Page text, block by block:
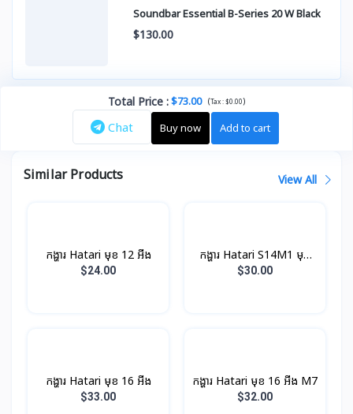
Soundbar Essential B-Series 20 W Black
$130.00
Total Price :$73.00 (Tax :$0.00)
Chat Buy now Add to cart
Similar Products View All
កង្ហារ Hatari មុខ 12 អីង
$24.00
កង្ហារ Hatari S14M1 មុខ
14 អីង
$30.00
កង្ហារ Hatari មុខ 16 អីង
$33.00
កង្ហារ Hatari មុខ 16 អីង M7
$32.00